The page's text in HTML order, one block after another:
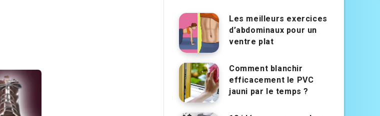
Les meilleurs exercices
d’abdominaux pour un
ventre plat
Comment blanchir
efficacement le PVC
jauni par le temps ?